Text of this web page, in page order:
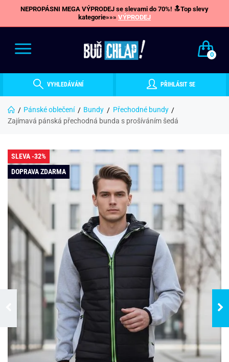
NEPROPÁSNI MEGA VÝPRODEJ se slevami do 70%! 🔝Top slevy
kategorie»»» VÝPRODEJ
0
VYHLEDÁVÁNÍ PŘIHLÁSIT SE
Pánské oblečení Bundy
Přechodné bundy
Zajímavá pánská přechodná bunda s prošíváním šedá
SLEVA -32%
DOPRAVA ZDARMA